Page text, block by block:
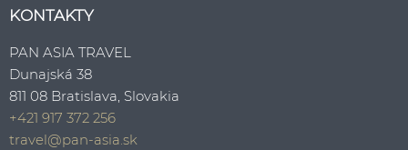
KONTAKTY
PAN ASIA TRAVEL
Dunajská 38
811 08 Bratislava, Slovakia
+421 917 372 256
travel@pan-asia.sk